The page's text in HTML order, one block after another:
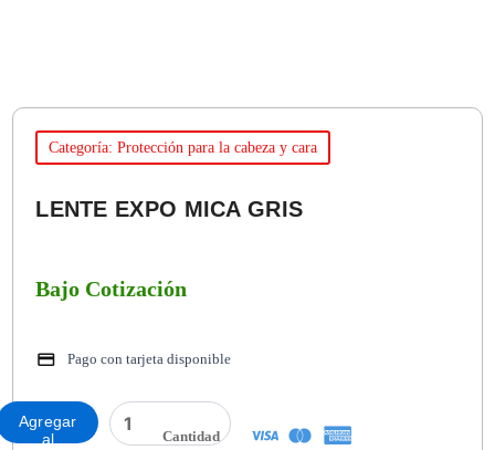
Categoría: Protección para la cabeza y cara
LENTE EXPO MICA GRIS
Bajo Cotización
Pago con tarjeta disponible
LENTE
EXPO
Agregar
al